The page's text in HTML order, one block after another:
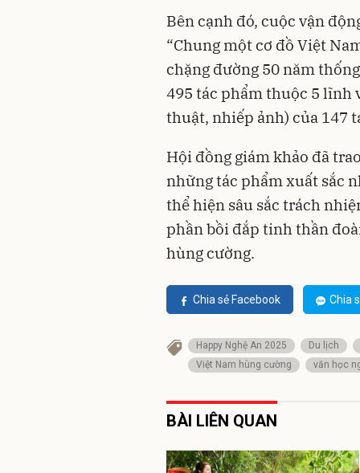
Bên cạnh đó, cuộc vận
“Chung một cơ đồ Việt
chặng đường 50 năm
495 tác phẩm thuộc 5 lĩnh
thuật, nhiếp ảnh) của 147
Hội đồng giám khảo đã
những tác phẩm xuất sắc
thể hiện sâu sắc trách
phần bồi đắp tinh thần
hùng cường.
Chia sẻ Facebook Chia
Happy Nghệ An 2025 Du lịch
Việt Nam hùng cường
văn học
BÀI LIÊN QUAN